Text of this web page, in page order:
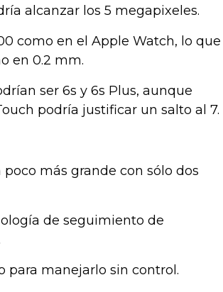
alcanzar los 5 megapixeles.
como en el Apple Watch, lo que
en 0.2 mm.
ser 6s y 6s Plus, aunque
podría justificar un salto al 7.
más grande con sólo dos
de seguimiento de
para manejarlo sin control.